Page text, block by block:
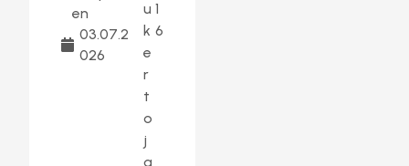
en
03.07.2
026
u
k
e
r
t
o
j
a
1
6